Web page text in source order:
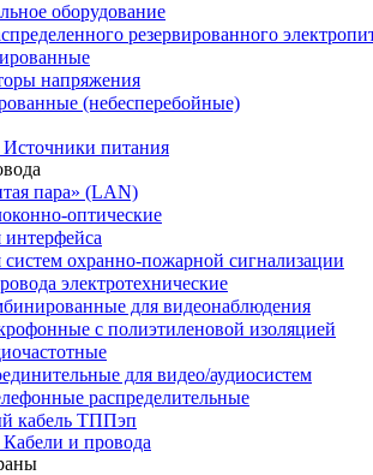
оборудование
резервированного
напряжения
(небесперебойные)
Источники питания
пара» (LAN)
оптические
систем охранно-пожарной сигнализации
электротехнические
для видеонаблюдения
с полиэтиленовой изоляцией
для видео/аудиосистем
распределительные
кабель ТППэп
Кабели и провода